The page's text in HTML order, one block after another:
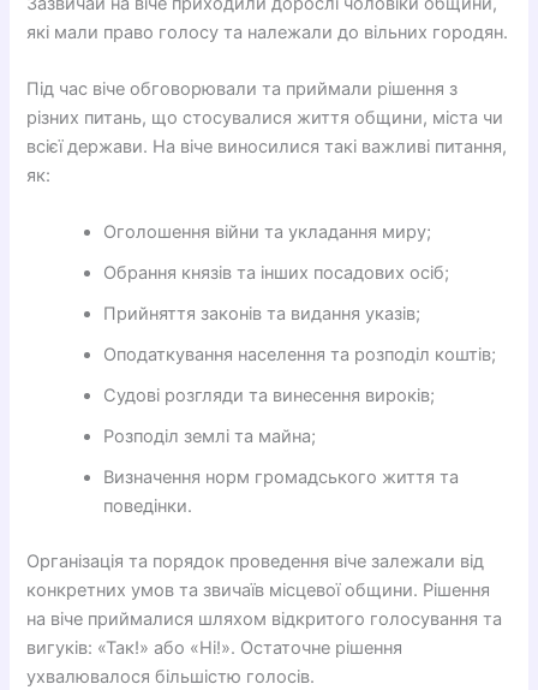
які мали право голосу та належали до вільних городян.
Під час віче обговорювали та приймали рішення з
різних питань, що стосувалися життя общини, міста чи
всієї держави. На віче виносилися такі важливі питання,
як:
Оголошення війни та укладання миру;
Обрання князів та інших посадових осіб;
Прийняття законів та видання указів;
Оподаткування населення та розподіл коштів;
Судові розгляди та винесення вироків;
Розподіл землі та майна;
Визначення норм громадського життя та
поведінки.
Організація та порядок проведення віче залежали від
конкретних умов та звичаїв місцевої общини. Рішення
на віче приймалися шляхом відкритого голосування та
вигуків: «Так!» або «Ні!». Остаточне рішення
ухвалювалося більшістю голосів.